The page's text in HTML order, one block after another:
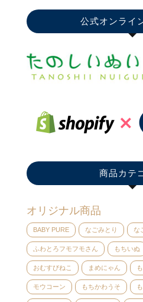
公式オンライ
商品カテ
オリジナル商品
BABY PURE なごみとり な
ふわとろフモフモさん もちいぬ
おむすびねこ まめにゃん
モウコーン もちかわうそ